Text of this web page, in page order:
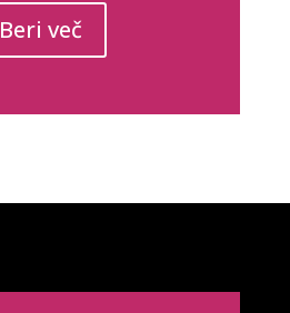
Beri več